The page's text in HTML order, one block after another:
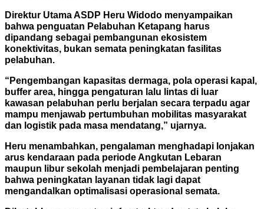
Direktur Utama ASDP Heru Widodo menyampaikan
bahwa penguatan Pelabuhan Ketapang harus
dipandang sebagai pembangunan ekosistem
konektivitas, bukan semata peningkatan fasilitas
pelabuhan.
“Pengembangan kapasitas dermaga, pola operasi kapal,
buffer area, hingga pengaturan lalu lintas di luar
kawasan pelabuhan perlu berjalan secara terpadu agar
mampu menjawab pertumbuhan mobilitas masyarakat
dan logistik pada masa mendatang,” ujarnya.
Heru menambahkan, pengalaman menghadapi lonjakan
arus kendaraan pada periode Angkutan Lebaran
maupun libur sekolah menjadi pembelajaran penting
bahwa peningkatan layanan tidak lagi dapat
mengandalkan optimalisasi operasional semata.